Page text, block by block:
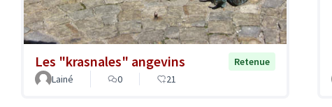
Les "krasnales" angevins
Retenue
Lainé
0 21